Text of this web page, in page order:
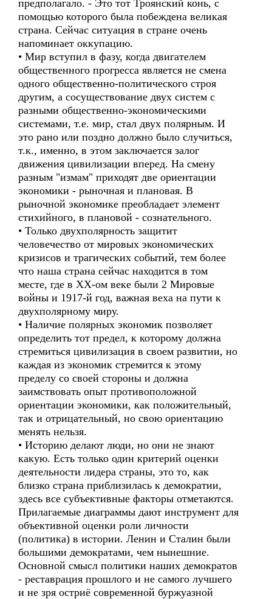
предполагало. - Это тот Троянский конь, с
помощью которого была побеждена великая
страна. Сейчас ситуация в стране очень
напоминает оккупацию.
• Мир вступил в фазу, когда двигателем
общественного прогресса является не смена
одного общественно-политического строя
другим, а сосуществование двух систем с
разными общественно-экономическими
системами, т.е. мир, стал двух полярным. И
это рано или поздно должно было случиться,
т.к., именно, в этом заключается залог
движения цивилизации вперед. На смену
разным "измам" приходят две ориентации
экономики - рыночная и плановая. В
рыночной экономике преобладает элемент
стихийного, в плановой - сознательного.
• Только двухполярность защитит
человечество от мировых экономических
кризисов и трагических событий, тем более
что наша страна сейчас находится в том
месте, где в XX-ом веке были 2 Мировые
войны и 1917-й год, важная веха на пути к
двухполярному миру.
• Наличие полярных экономик позволяет
определить тот предел, к которому должна
стремиться цивилизация в своем развитии, но
каждая из экономик стремится к этому
пределу со своей стороны и должна
заимствовать опыт противоположной
ориентации экономики, как положительный,
так и отрицательный, но свою ориентацию
менять нельзя.
• Историю делают люди, но они не знают
какую. Есть только один критерий оценки
деятельности лидера страны, это то, как
близко страна приблизилась к демократии,
здесь все субъективные факторы отметаются.
Прилагаемые диаграммы дают инструмент для
объективной оценки роли личности
(политика) в истории. Ленин и Сталин были
большими демократами, чем нынешние.
Основной смысл политики наших демократов
- реставрация прошлого и не самого лучшего
и не зря остриё современной буржуазной